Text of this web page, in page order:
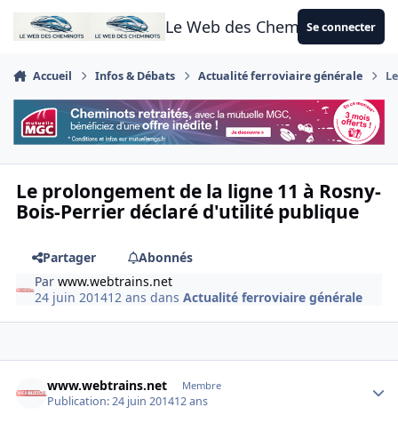
Aller au contenu
Le Web des CheminotsSe connecter
Accueil Infos & Débats Actualité ferroviaire générale
Le prolongement de la ligne 11 à Rosny-
Bois-Perrier déclaré d'utilité publique
Partager
Abonnés
Parwww.webtrains.net
24 juin 201412 ans dansActualité ferroviaire générale
www.webtrains.net Membre
Publication:24 juin 201412 ans